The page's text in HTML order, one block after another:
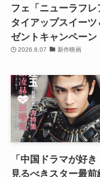
フェ「ニューラフ
タイアップスイーツ
ゼントキャンペーン
2026.8.07 新作映画
「中国ドラマが好き
見るべきスター最前